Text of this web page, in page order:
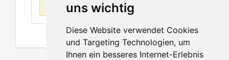
uns wichtig
Diese Website verwendet Cookies
und Targeting Technologien, um
Ihnen ein besseres Internet-Erlebnis
No items found